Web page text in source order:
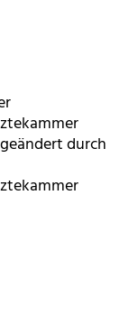
durch